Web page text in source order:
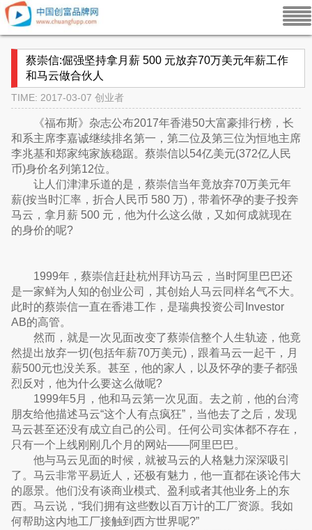
蔡崇信:倔强坚持拿月薪 500 元放弃70万美元年薪工作
和马云做合伙人
TIME: 2017-03-07 创业者
《福布斯》杂志公布2017年香港50大富豪排行榜，长
和系主席李嘉诚继续排名第一，第二位及第三位为恒地主席
李兆基和郑家纯家族稳踞。蔡崇信以54亿美元(372亿人民
币)身价名列第12位。
让人们津津乐道的是，蔡崇信当年竟放弃70万美元年
薪(按当时汇率，折合人民币 580 万)，带着怀孕的妻子投奔
马云，拿月薪 500 元，他为什么这么做，又如何成就现在
的身价的呢?
1999年，蔡崇信赶赴杭州拜访马云，当时阿里巴巴还
是一家鲜为人知的创业公司，其创始人马云同样名气不大。
此时的蔡崇信一直在香港工作，是瑞典投资公司Investor
AB的高管。
然而，就是一次见面改变了蔡崇信整个人生轨迹，他竟
然提出放弃一切(包括年薪70万美元)，跟着马云一起干，月
薪500元也没关系。甚至，他的家人，以及怀孕的妻子都强
烈反对，他为什么要这么做呢?
1999年5月，他和马云第一次见面。去之前，他的台湾
朋友给他描述马云“这个人有点疯狂”，当他去了之后，发现
马云甚至还没有成立自己的公司。任何公司实体都不存在，
只有一个上线刚刚几个月的网站——阿里巴巴。
他与马云见面的时候，就被马云的人格魅力深深吸引
了。马云非常平易近人，还极有魅力，他一直都在谈论伟大
的愿景。他们没有谈商业模式、盈利或者其他业务上的东
西。马云说，“我们拥有这些数以百万计的工厂资源。我如
何帮助这内地工厂接触到西方世界呢?”